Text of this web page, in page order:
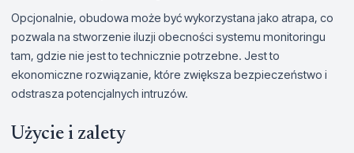
Opcjonalnie, obudowa może być wykorzystana jako atrapa, co
pozwala na stworzenie iluzji obecności systemu monitoringu
tam, gdzie nie jest to technicznie potrzebne. Jest to
ekonomiczne rozwiązanie, które zwiększa bezpieczeństwo i
odstrasza potencjalnych intruzów.
Użycie i zalety